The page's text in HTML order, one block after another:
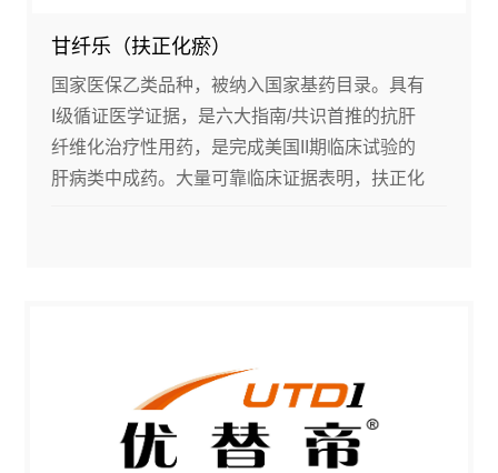
甘纤乐（扶正化瘀）
国家医保乙类品种，被纳入国家基药目录。具有
I级循证医学证据，是六大指南/共识首推的抗肝
纤维化治疗性用药，是完成美国II期临床试验的
肝病类中成药。大量可靠临床证据表明，扶正化